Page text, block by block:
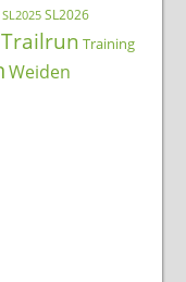
SL2025 SL2026
Trailrun Training
Weiden